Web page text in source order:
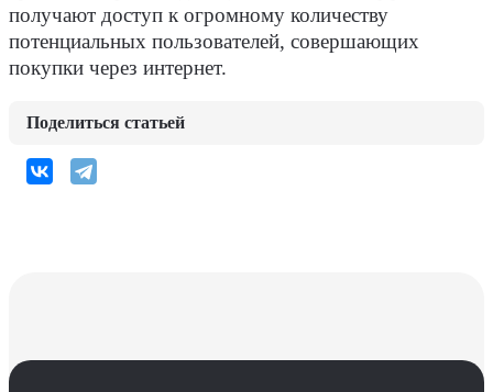
получают доступ к огромному количеству
потенциальных пользователей, совершающих
покупки через интернет.
Поделиться статьей